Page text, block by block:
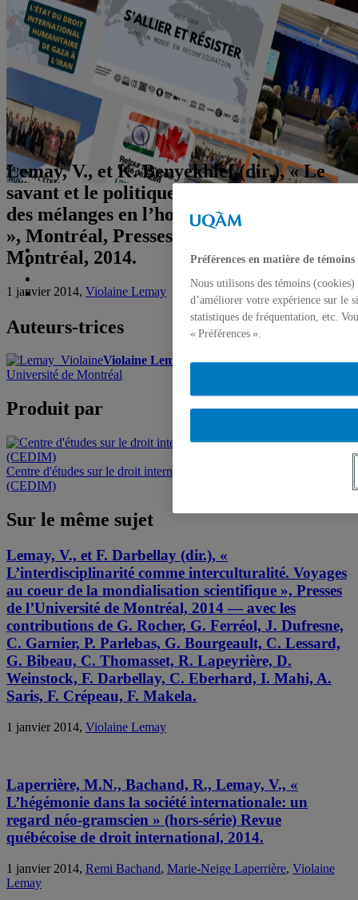
Lemay, V., et K. Benyekhlef (dir.), « Le
savant et le politique : revisite du thème
des mélanges en l’honneur de Guy Rocher
», Montréal, Presses de l’Université de
Montréal, 2014.
1 janvier 2014, Violaine Lemay
Auteurs-trices
Violaine Lemay
, Professeure agrégée,
Université de Montréal
Produit par
Centre d'études sur le droit international et la mondialisation
(CEDIM)
Sur le même sujet
Lemay, V., et F. Darbellay (dir.), «
L’interdisciplinarité comme interculturalité. Voyages
au coeur de la mondialisation scientifique », Presses
de l’Université de Montréal, 2014 — avec les
contributions de G. Rocher, G. Ferréol, J. Dufresne,
C. Garnier, P. Parlebas, G. Bourgeault, C. Lessard,
G. Bibeau, C. Thomasset, R. Lapeyrière, D.
Weinstock, F. Darbellay, C. Eberhard, I. Mahi, A.
Saris, F. Crépeau, F. Makela.
1 janvier 2014, Violaine Lemay
Laperrière, M.N., Bachand, R., Lemay, V., «
L’hégémonie dans la société internationale: un
regard néo-gramscien » (hors-série) Revue
québécoise de droit international, 2014.
1 janvier 2014, Remi Bachand, Marie-Neige Laperrière, Violaine
Lemay
Préférences en matière de témoins
Nous utilisons des témoins
d’améliorer votre expérience sur le
statistiques de fréquentation, etc.
« Préférences ».